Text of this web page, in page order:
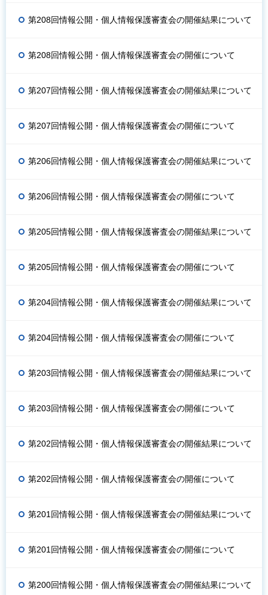
第208回情報公開・個人情報保護審査会の開催結果について
第208回情報公開・個人情報保護審査会の開催について
第207回情報公開・個人情報保護審査会の開催結果について
第207回情報公開・個人情報保護審査会の開催について
第206回情報公開・個人情報保護審査会の開催結果について
第206回情報公開・個人情報保護審査会の開催について
第205回情報公開・個人情報保護審査会の開催結果について
第205回情報公開・個人情報保護審査会の開催について
第204回情報公開・個人情報保護審査会の開催結果について
第204回情報公開・個人情報保護審査会の開催について
第203回情報公開・個人情報保護審査会の開催結果について
第203回情報公開・個人情報保護審査会の開催について
第202回情報公開・個人情報保護審査会の開催結果について
第202回情報公開・個人情報保護審査会の開催について
第201回情報公開・個人情報保護審査会の開催結果について
第201回情報公開・個人情報保護審査会の開催について
第200回情報公開・個人情報保護審査会の開催結果について